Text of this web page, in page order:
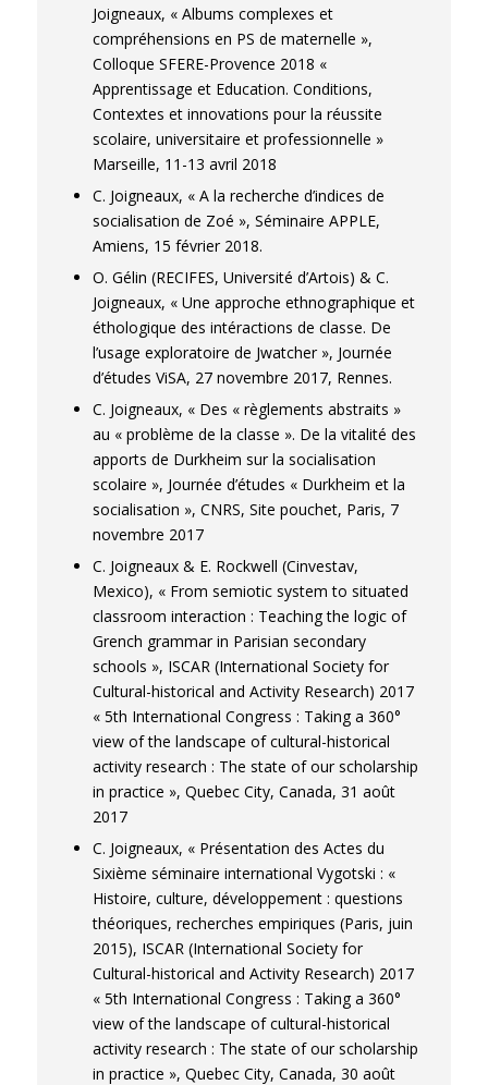
Joigneaux, « Albums complexes et
compréhensions en PS de maternelle »,
Colloque SFERE-Provence 2018 «
Apprentissage et Education. Conditions,
Contextes et innovations pour la réussite
scolaire, universitaire et professionnelle »
Marseille, 11-13 avril 2018
C. Joigneaux, « A la recherche d’indices de
socialisation de Zoé », Séminaire APPLE,
Amiens, 15 février 2018.
O. Gélin (RECIFES, Université d’Artois) & C.
Joigneaux, « Une approche ethnographique et
éthologique des intéractions de classe. De
l’usage exploratoire de Jwatcher », Journée
d’études ViSA, 27 novembre 2017, Rennes.
C. Joigneaux, « Des « règlements abstraits »
au « problème de la classe ». De la vitalité des
apports de Durkheim sur la socialisation
scolaire », Journée d’études « Durkheim et la
socialisation », CNRS, Site pouchet, Paris, 7
novembre 2017
C. Joigneaux & E. Rockwell (Cinvestav,
Mexico), « From semiotic system to situated
classroom interaction : Teaching the logic of
Grench grammar in Parisian secondary
schools », ISCAR (International Society for
Cultural-historical and Activity Research) 2017
« 5th International Congress : Taking a 360°
view of the landscape of cultural-historical
activity research : The state of our scholarship
in practice », Quebec City, Canada, 31 août
2017
C. Joigneaux, « Présentation des Actes du
Sixième séminaire international Vygotski : «
Histoire, culture, développement : questions
théoriques, recherches empiriques (Paris, juin
2015), ISCAR (International Society for
Cultural-historical and Activity Research) 2017
« 5th International Congress : Taking a 360°
view of the landscape of cultural-historical
activity research : The state of our scholarship
in practice », Quebec City, Canada, 30 août